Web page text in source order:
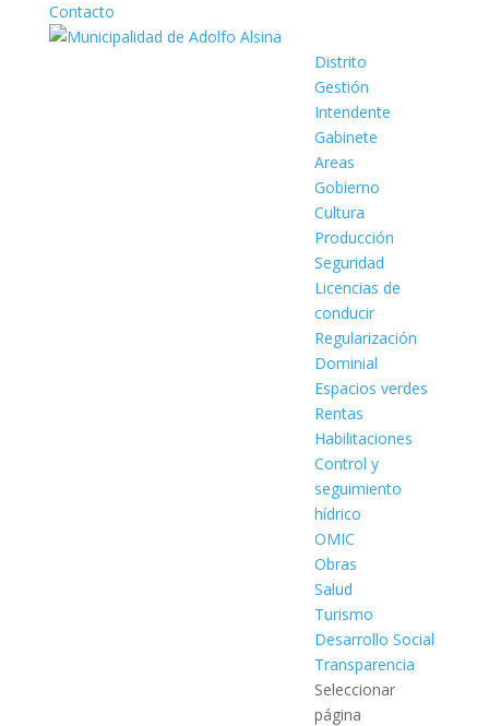
Contacto
Distrito
Gestión
Intendente
Gabinete
Areas
Gobierno
Cultura
Producción
Seguridad
Licencias de
conducir
Regularización
Dominial
Espacios verdes
Rentas
Habilitaciones
Control y
seguimiento
hídrico
OMIC
Obras
Salud
Turismo
Desarrollo Social
Transparencia
Seleccionar
página